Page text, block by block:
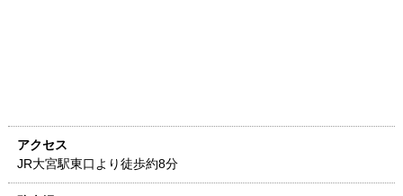
アクセス
JR大宮駅東口より徒歩約8分